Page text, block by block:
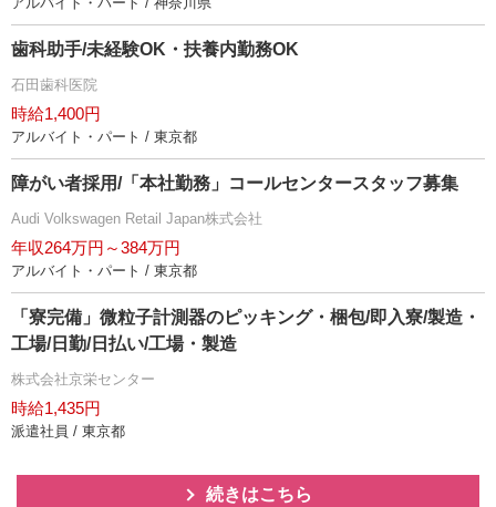
歯科助手/未経験OK・扶養内勤務OK
石田歯科医院
時給1,400円
アルバイト・パート / 東京都
障がい者採用/「本社勤務」コールセンタースタッフ募集
Audi Volkswagen Retail Japan株式会社
年収264万円～384万円
アルバイト・パート / 東京都
「寮完備」微粒子計測器のピッキング・梱包/即入寮/製造・
工場/日勤/日払い/工場・製造
株式会社京栄センター
時給1,435円
派遣社員 / 東京都
続きはこちら